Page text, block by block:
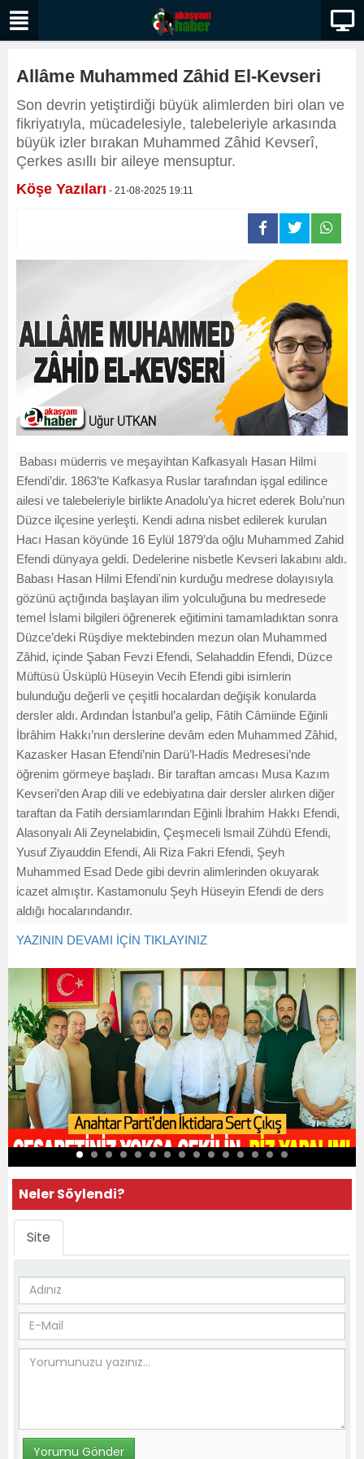
Allâme Muhammed Zâhid El-Kevseri
Son devrin yetiştirdiği büyük alimlerden biri olan ve
fikriyatıyla, mücadelesiyle, talebeleriyle arkasında
büyük izler bırakan Muhammed Zâhid Kevserî,
Çerkes asıllı bir aileye mensuptur.
Köşe Yazıları - 21-08-2025 19:11
Babası müderris ve meşayihtan Kafkasyalı Hasan Hilmi
Efendi’dir. 1863’te Kafkasya Ruslar tarafından işgal edilince
ailesi ve talebeleriyle birlikte Anadolu’ya hicret ederek Bolu’nun
Düzce ilçesine yerleşti. Kendi adına nisbet edilerek kurulan
Hacı Hasan köyünde 16 Eylül 1879’da oğlu Muhammed Zahid
Efendi dünyaya geldi. Dedelerine nisbetle Kevseri lakabını aldı.
Babası Hasan Hilmi Efendi'nin kurduğu medrese dolayısıyla
gözünü açtığında başlayan ilim yolculuğuna bu medresede
temel İslami bilgileri öğrenerek eğitimini tamamladıktan sonra
Düzce’deki Rüşdiye mektebinden mezun olan Muhammed
Zâhid, içinde Şaban Fevzi Efendi, Selahaddin Efendi, Düzce
Müftüsü Üsküplü Hüseyin Vecih Efendi gibi isimlerin
bulunduğu değerli ve çeşitli hocalardan değişik konularda
dersler aldı. Ardından İstanbul’a gelip, Fâtih Câmiinde Eğinli
İbrâhim Hakkı’nın derslerine devâm eden Muhammed Zâhid,
Kazasker Hasan Efendi’nin Darü’l-Hadis Medresesi’nde
öğrenim görmeye başladı. Bir taraftan amcası Musa Kazım
Kevseri’den Arap dili ve edebiyatına dair dersler alırken diğer
taraftan da Fatih dersiamlarından Eğinli İbrahim Hakkı Efendi,
Alasonyalı Ali Zeynelabidin, Çeşmeceli lsmail Zühdü Efendi,
Yusuf Ziyauddin Efendi, Ali Riza Fakri Efendi, Şeyh
Muhammed Esad Dede gibi devrin alimlerinden okuyarak
icazet almıştır. Kastamonulu Şeyh Hüseyin Efendi de ders
aldığı hocalarındandır.
YAZININ DEVAMI İÇİN TIKLAYINIZ
Neler Söylendi?
Site